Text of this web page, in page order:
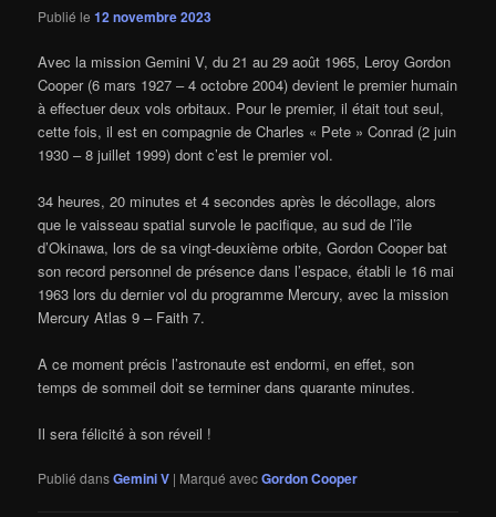
Publié le12 novembre 2023
Avec la mission Gemini V, du 21 au 29 août 1965, Leroy Gordon
Cooper (6 mars 1927 – 4 octobre 2004) devient le premier humain
à effectuer deux vols orbitaux. Pour le premier, il était tout seul,
cette fois, il est en compagnie de Charles « Pete » Conrad (2 juin
1930 – 8 juillet 1999) dont c’est le premier vol.
34 heures, 20 minutes et 4 secondes après le décollage, alors
que le vaisseau spatial survole le pacifique, au sud de l’île
d’Okinawa, lors de sa vingt-deuxième orbite, Gordon Cooper bat
son record personnel de présence dans l’espace, établi le 16 mai
1963 lors du dernier vol du programme Mercury, avec la mission
Mercury Atlas 9 – Faith 7.
A ce moment précis l’astronaute est endormi, en effet, son
temps de sommeil doit se terminer dans quarante minutes.
Il sera félicité à son réveil !
Publié dansGemini V | Marqué avecGordon Cooper